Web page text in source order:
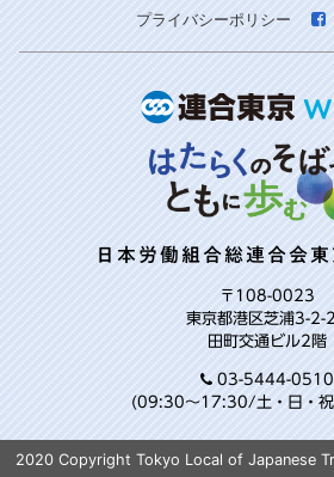
プライバシーポリシー
日本労働組合総連合会
〒108-0023
東京都港区芝浦3-2-
田町交通ビル2階
03-5444-0510
(09:30～17:30/土・日・祝
2020 Copyright Tokyo Local of Japanese